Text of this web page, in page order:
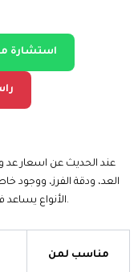
💬 استشارة
✉️
عند الحديث عن اسعار عد
العد، ودقة الفرز، ووجود
الأنواع يساعد في اختيار الجهاز الأنسب حسب الميزانية والاحتياج.
مناسب لمن